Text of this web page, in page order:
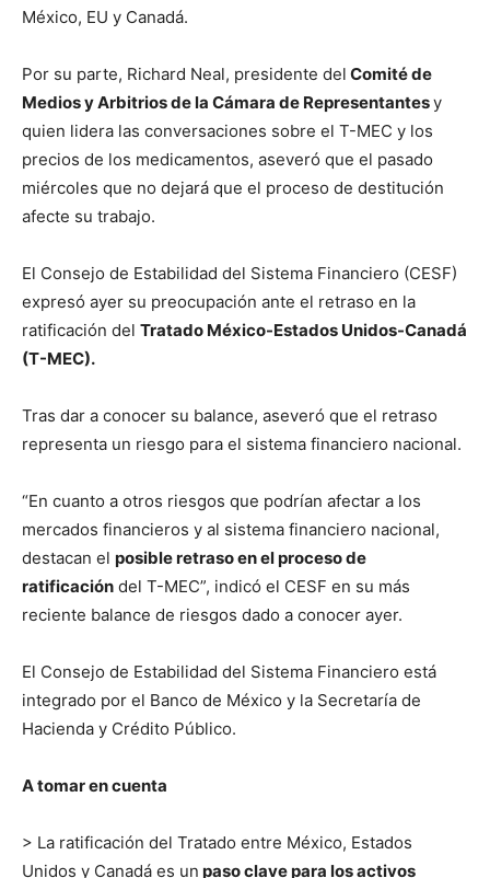
México, EU y Canadá.
Por su parte, Richard Neal, presidente del Comité de
Medios y Arbitrios de la Cámara de Representantesy
quien lidera las conversaciones sobre el T-MEC y los
precios de los medicamentos, aseveró que el pasado
miércoles que no dejará que el proceso de destitución
afecte su trabajo.
El Consejo de Estabilidad del Sistema Financiero (CESF)
expresó ayer su preocupación ante el retraso en la
ratificación del Tratado México-Estados Unidos-Canadá
(T-MEC).
Tras dar a conocer su balance, aseveró que el retraso
representa un riesgo para el sistema financiero nacional.
“En cuanto a otros riesgos que podrían afectar a los
mercados financieros y al sistema financiero nacional,
destacan el posible retraso en el proceso de
ratificación del T-MEC”, indicó el CESF en su más
reciente balance de riesgos dado a conocer ayer.
El Consejo de Estabilidad del Sistema Financiero está
integrado por el Banco de México y la Secretaría de
Hacienda y Crédito Público.
A tomar en cuenta
> La ratificación del Tratado entre México, Estados
Unidos y Canadá es un paso clave para los activos